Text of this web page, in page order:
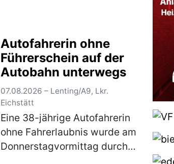
Autofahrerin ohne
Führerschein auf der
Autobahn unterwegs
07.08.2026 – Lenting/A9, Lkr.
Eichstätt
Eine 38-jährige Autofahrerin
ohne Fahrerlaubnis wurde am
Donnerstagvormittag durch